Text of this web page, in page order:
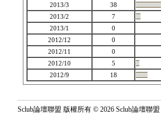
2013/3
38
2013/2
7
2013/1
0
2012/12
0
2012/11
0
2012/10
5
2012/9
18
Sclub論壇聯盟 版權所有 © 2026 Sclub論壇聯盟